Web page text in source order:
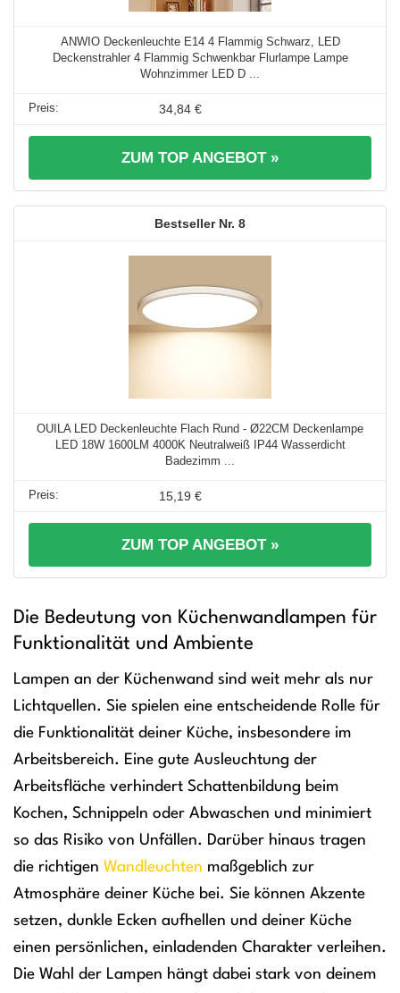
ANWIO Deckenleuchte E14 4 Flammig Schwarz, LED
Deckenstrahler 4 Flammig Schwenkbar Flurlampe Lampe
Wohnzimmer LED D ...
34,84 €
ZUM TOP ANGEBOT »
8
OUILA LED Deckenleuchte Flach Rund - Ø22CM Deckenlampe
LED 18W 1600LM 4000K Neutralweiß IP44 Wasserdicht
Badezimm ...
15,19 €
ZUM TOP ANGEBOT »
Die Bedeutung von Küchenwandlampen für
Funktionalität und Ambiente
Lampen an der Küchenwand sind weit mehr als nur
Lichtquellen. Sie spielen eine entscheidende Rolle für
die Funktionalität deiner Küche, insbesondere im
Arbeitsbereich. Eine gute Ausleuchtung der
Arbeitsfläche verhindert Schattenbildung beim
Kochen, Schnippeln oder Abwaschen und minimiert
so das Risiko von Unfällen. Darüber hinaus tragen
die richtigen Wandleuchten maßgeblich zur
Atmosphäre deiner Küche bei. Sie können Akzente
setzen, dunkle Ecken aufhellen und deiner Küche
einen persönlichen, einladenden Charakter verleihen.
Die Wahl der Lampen hängt dabei stark von deinem